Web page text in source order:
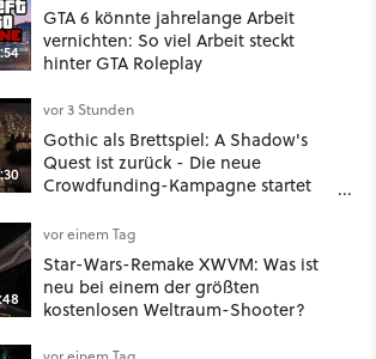
GTA 6 könnte jahrelange Arbeit
vernichten: So viel Arbeit steckt
hinter GTA Roleplay
vor 3 Stunden
Gothic als Brettspiel: A Shadow's
Quest ist zurück - Die neue
Crowdfunding-Kampagne startet
vor einem Tag
Star-Wars-Remake XWVM: Was ist
neu bei einem der größten
kostenlosen Weltraum-Shooter?